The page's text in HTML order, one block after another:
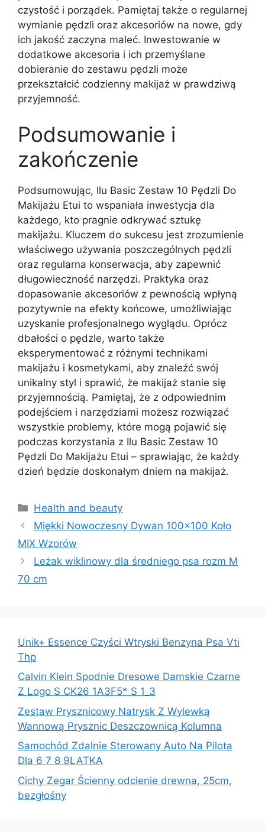
czystość i porządek. Pamiętaj także o regularnej
wymianie pędzli oraz akcesoriów na nowe, gdy
ich jakość zaczyna maleć. Inwestowanie w
dodatkowe akcesoria i ich przemyślane
dobieranie do zestawu pędzli może
przekształcić codzienny makijaż w prawdziwą
przyjemność.
Podsumowanie i
zakończenie
Podsumowując, Ilu Basic Zestaw 10 Pędzli Do
Makijażu Etui to wspaniała inwestycja dla
każdego, kto pragnie odkrywać sztukę
makijażu. Kluczem do sukcesu jest zrozumienie
właściwego używania poszczególnych pędzli
oraz regularna konserwacja, aby zapewnić
długowieczność narzędzi. Praktyka oraz
dopasowanie akcesoriów z pewnością wpłyną
pozytywnie na efekty końcowe, umożliwiając
uzyskanie profesjonalnego wyglądu. Oprócz
dbałości o pędzle, warto także
eksperymentować z różnymi technikami
makijażu i kosmetykami, aby znaleźć swój
unikalny styl i sprawić, że makijaż stanie się
przyjemnością. Pamiętaj, że z odpowiednim
podejściem i narzędziami możesz rozwiązać
wszystkie problemy, które mogą pojawić się
podczas korzystania z Ilu Basic Zestaw 10
Pędzli Do Makijażu Etui – sprawiając, że każdy
dzień będzie doskonałym dniem na makijaż.
Kategorie
Health and beauty
Miękki Nowoczesny Dywan 100×100 Koło
MIX Wzorów
Leżak wiklinowy dla średniego psa rozm M
70 cm
Unik+ Essence Czyści Wtryski Benzyna Psa Vti
Thp
Calvin Klein Spodnie Dresowe Damskie Czarne
Z Logo S CK26 1A3F5* S 1_3
Zestaw Prysznicowy Natrysk Z Wylewką
Wannową Prysznic Deszczownicą Kolumna
Samochód Zdalnie Sterowany Auto Na Pilota
Dla 6 7 8 9LATKA
Cichy Zegar Ścienny odcienie drewna, 25cm,
bezgłośny